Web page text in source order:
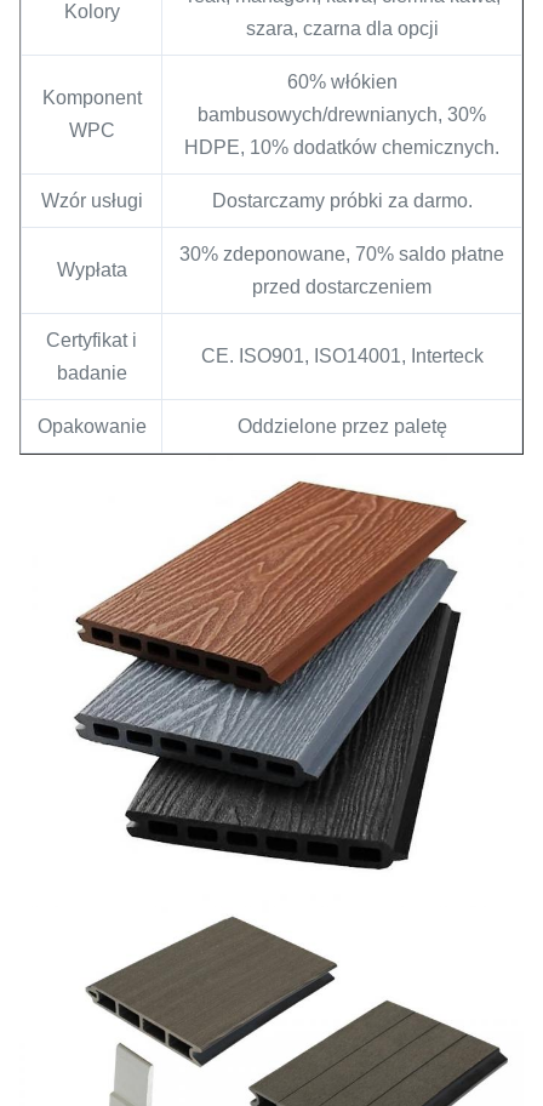
Kolory
szara, czarna dla opcji
Komponent
WPC
60% włókien
bambusowych/drewnianych, 30%
HDPE, 10% dodatków chemicznych.
Wzór usługi Dostarczamy próbki za darmo.
Wypłata
30% zdeponowane, 70% saldo płatne
przed dostarczeniem
Certyfikat i
badanie
CE. ISO901, ISO14001, Interteck
Opakowanie Oddzielone przez paletę